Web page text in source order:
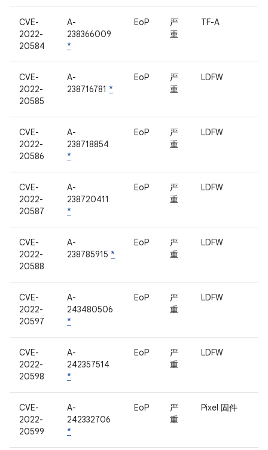
CVE-
2022-
20584
A-
238366009
*
EoP
严
重
TF-A
CVE-
2022-
20585
A-
238716781 *
EoP
严
重
LDFW
CVE-
2022-
20586
A-
238718854
*
EoP
严
重
LDFW
CVE-
2022-
20587
A-
238720411
*
EoP
严
重
LDFW
CVE-
2022-
20588
A-
238785915 *
EoP
严
重
LDFW
CVE-
2022-
20597
A-
243480506
*
EoP
严
重
LDFW
CVE-
2022-
20598
A-
242357514
*
EoP
严
重
LDFW
CVE-
2022-
20599
A-
242332706
*
EoP
严
重
Pixel 固件